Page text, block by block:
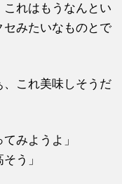
これはもうなんとい
セみたいなものとで
これ美味しそうだ
みようよ」
う」